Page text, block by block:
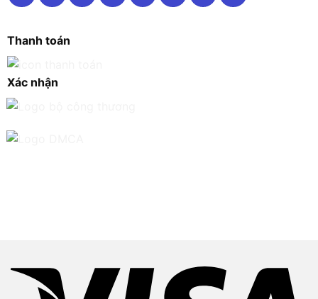
Thanh toán
Xác nhận